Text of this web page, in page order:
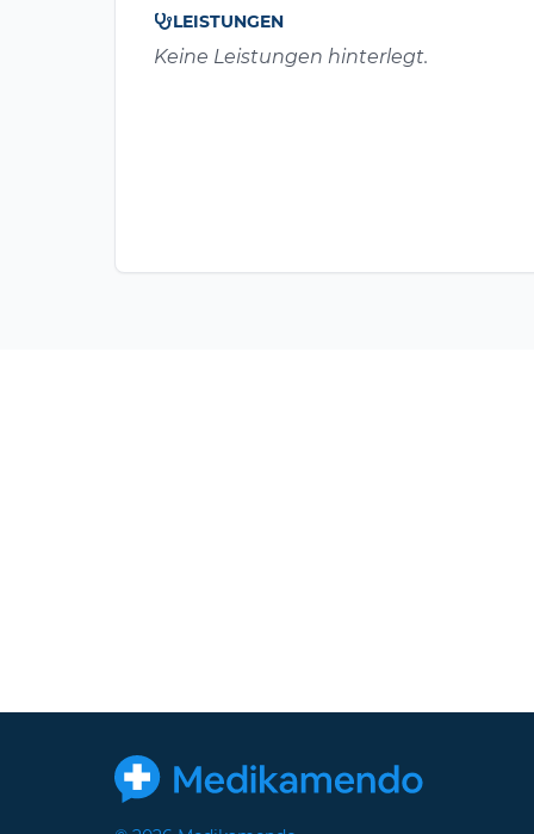
LEISTUNGEN
Keine Leistungen hinterlegt.